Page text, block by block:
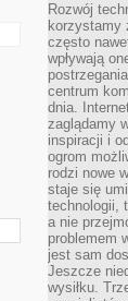
Rozwój
korzystamy
często
wpływają
centrum
dnia.
zaglądamy
inspiracji i
ogrom
rodzi nowe
staje się
technologii,
a nie
problemem
jest sam
Jeszcze
wysiłku.